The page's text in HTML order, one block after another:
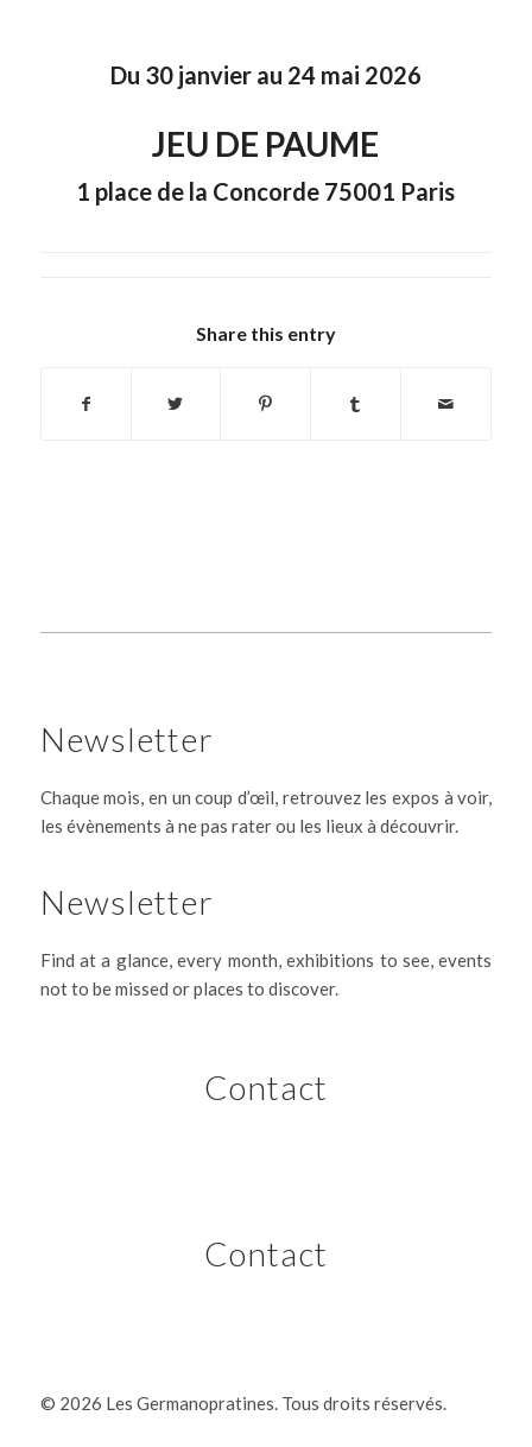
Du 30 janvier au 24 mai 2026
JEU DE PAUME
1 place de la Concorde 75001 Paris
Share this entry
Newsletter
Chaque mois, en un coup d’œil, retrouvez les expos à voir,
les évènements à ne pas rater ou les lieux à découvrir.
Newsletter
Find at a glance, every month, exhibitions to see, events
not to be missed or places to discover.
Contact
Contact
© 2026 Les Germanopratines. Tous droits réservés.